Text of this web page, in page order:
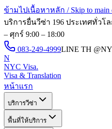
ข้ามไปเนื้อหาหลัก / Skip to main
บริการยื่นวีซ่า 196 ประเทศทั่วโล
– ศุกร์ 9:00 – 18:00
083-249-4999LINE TH
N
NYC Visa.
Visa & Translation
หน้าแรก
บริการวีซ่า
พื้นที่ให้บริการ